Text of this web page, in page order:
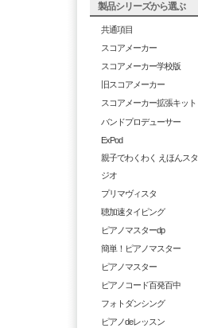
製品シリーズから選ぶ
共通項目
スコアメーカー
スコアメーカー学校版
旧スコアメーカー
スコアメーカー拡張キット
バンドプロデューサー
ExPod
親子でわくわく えほんスタ
ジオ
プリマヴィスタ
聴加速タイピング
ピアノマスターdp
簡単！ピアノマスター
ピアノマスター
ピアノコード百発百中
フォトダンシング
ピアノdeレッスン